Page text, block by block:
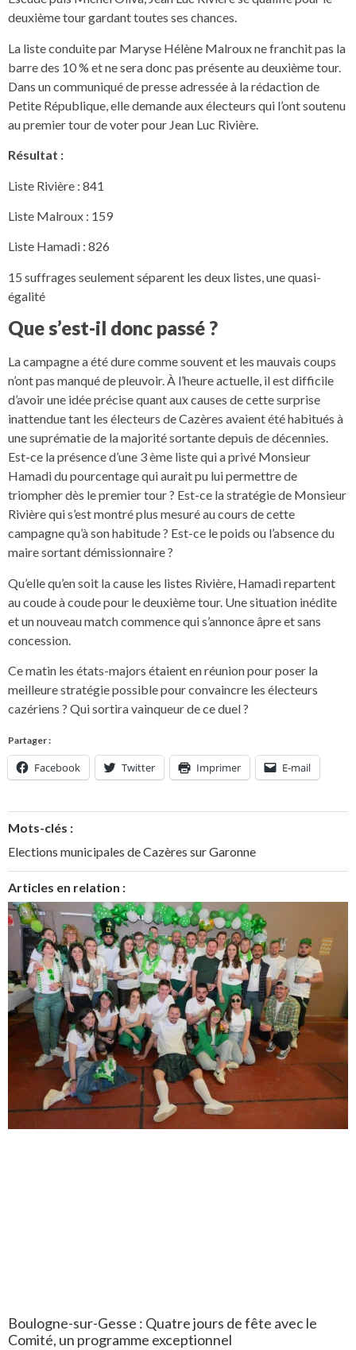
deuxième tour gardant toutes ses chances.
La liste conduite par Maryse Hélène Malroux ne franchit pas la
barre des 10 % et ne sera donc pas présente au deuxième tour.
Dans un communiqué de presse adressée à la rédaction de
Petite République, elle demande aux électeurs qui l’ont soutenu
au premier tour de voter pour Jean Luc Rivière.
Résultat :
Liste Rivière : 841
Liste Malroux : 159
Liste Hamadi : 826
15 suffrages seulement séparent les deux listes, une quasi-
égalité
Que s’est-il donc passé ?
La campagne a été dure comme souvent et les mauvais coups
n’ont pas manqué de pleuvoir. À l’heure actuelle, il est difficile
d’avoir une idée précise quant aux causes de cette surprise
inattendue tant les électeurs de Cazères avaient été habitués à
une suprématie de la majorité sortante depuis de décennies.
Est-ce la présence d’une 3 ème liste qui a privé Monsieur
Hamadi du pourcentage qui aurait pu lui permettre de
triompher dès le premier tour ? Est-ce la stratégie de Monsieur
Rivière qui s’est montré plus mesuré au cours de cette
campagne qu’à son habitude ? Est-ce le poids ou l’absence du
maire sortant démissionnaire ?
Qu’elle qu’en soit la cause les listes Rivière, Hamadi repartent
au coude à coude pour le deuxième tour. Une situation inédite
et un nouveau match commence qui s’annonce âpre et sans
concession.
Ce matin les états-majors étaient en réunion pour poser la
meilleure stratégie possible pour convaincre les électeurs
cazériens ? Qui sortira vainqueur de ce duel ?
Partager :
Facebook Twitter Imprimer E-mail
Mots-clés :
Elections municipales de Cazères sur Garonne
Articles en relation :
Boulogne-sur-Gesse : Quatre jours de fête avec le
Comité, un programme exceptionnel